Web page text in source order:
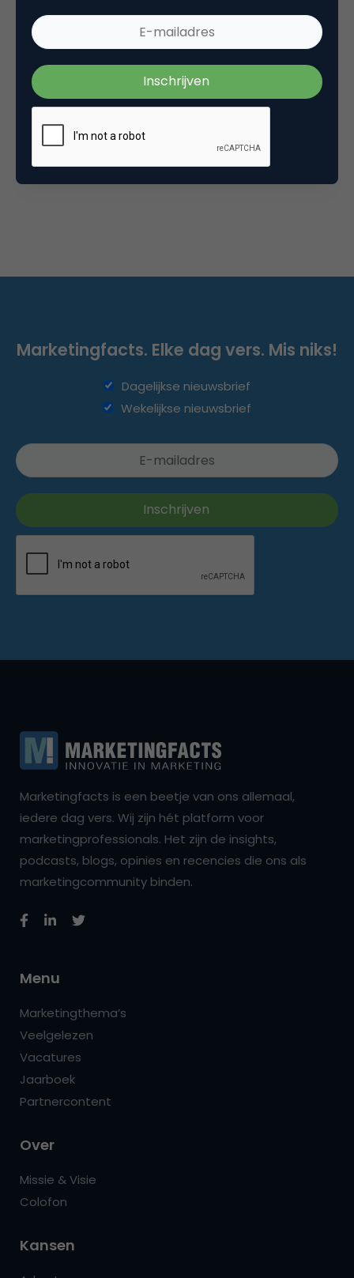
Marketingfacts Zomercheck –
Wing Cheung
Marketingfacts. Elke dag vers. Mis niks!
Dagelijkse nieuwsbrief
Wekelijkse nieuwsbrief
Marketingfacts is een beetje van ons allemaal,
iedere dag vers. Wij zijn hét platform voor
marketingprofessionals. Het zijn de insights,
podcasts, blogs, opinies en recencies die ons als
marketingcommunity binden.
Menu
Marketingthema’s
Veelgelezen
Vacatures
Jaarboek
Partnercontent
Over
Missie & Visie
Colofon
Kansen